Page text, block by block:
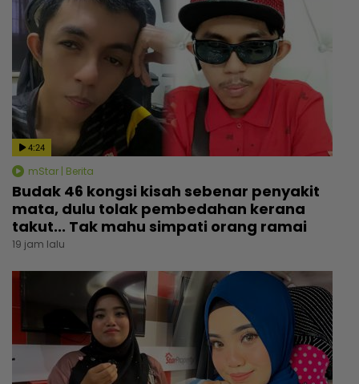
4:24
mStar | Berita
Budak 46 kongsi kisah sebenar penyakit
mata, dulu tolak pembedahan kerana
takut... Tak mahu simpati orang ramai
19 jam lalu